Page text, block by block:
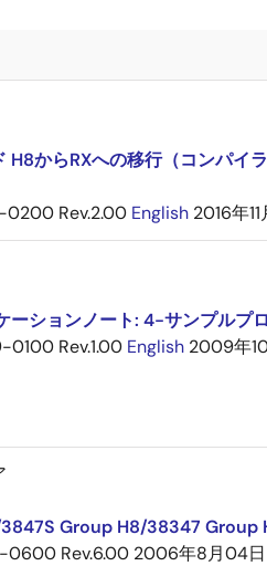
H8からRXへの移行（コンパ
Rev.2.00 English 2016年
ーションノート: 4-サンプルプ
Rev.1.00 English 2009年
Group H8/38347
0600 Rev.6.00 2006年8月04日